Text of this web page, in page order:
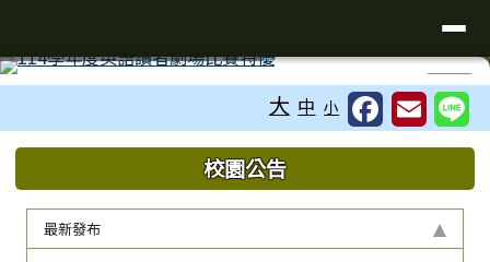
⏸
大 中 小
上中區域內容 校園公告
最新發布
頁尾區域